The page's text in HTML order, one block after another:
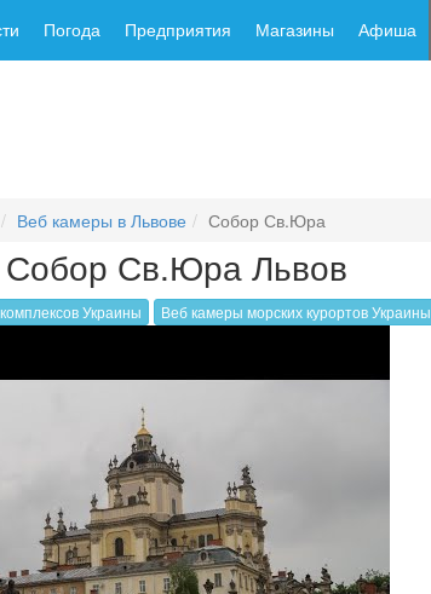
Погода Предприятия Магазины Афиша
Веб камеры в Львове Собор Св.Юра
Св.Юра Львов
Украины Веб камеры морских курортов Украины